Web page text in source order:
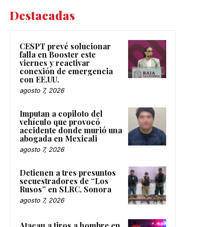
Destacadas
CESPT prevé solucionar
falla en Booster este
viernes y reactivar
conexión de emergencia
con EE.UU.
agosto 7, 2026
Imputan a copiloto del
vehículo que provocó
accidente donde murió una
abogada en Mexicali
agosto 7, 2026
Detienen a tres presuntos
secuestradores de “Los
Rusos” en SLRC, Sonora
agosto 7, 2026